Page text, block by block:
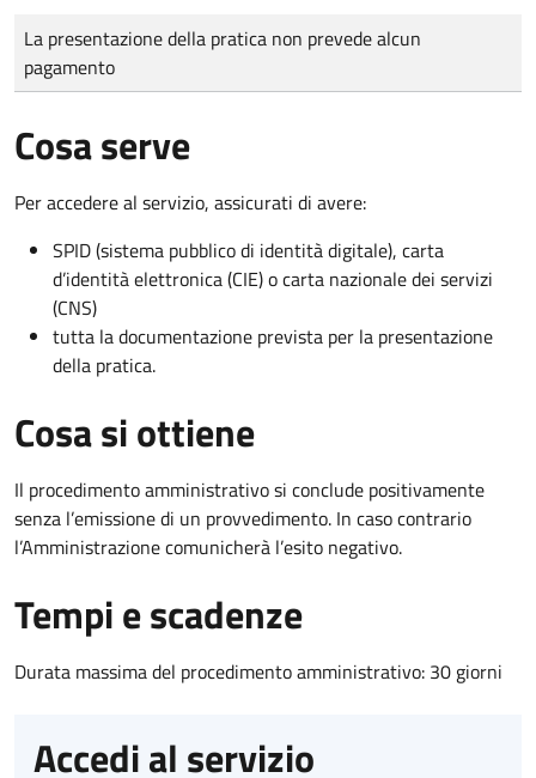
Tipo di pagamento
Importo
La presentazione della pratica non prevede alcun
pagamento
Cosa serve
Per accedere al servizio, assicurati di avere:
SPID (sistema pubblico di identità digitale), carta
d’identità elettronica (CIE) o carta nazionale dei servizi
(CNS)
tutta la documentazione prevista per la presentazione
della pratica.
Cosa si ottiene
Il procedimento amministrativo si conclude positivamente
senza l’emissione di un provvedimento. In caso contrario
l’Amministrazione comunicherà l’esito negativo.
Tempi e scadenze
Durata massima del procedimento amministrativo: 30 giorni
Accedi al servizio